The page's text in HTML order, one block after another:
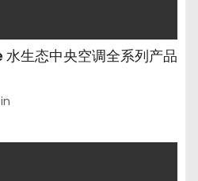
生态中央空调全系列产品